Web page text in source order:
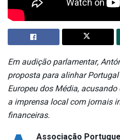
Em audição parlamentar,
proposta para alinhar
Europeu dos Média,
a imprensa local com jornais
financeiras.
Associação